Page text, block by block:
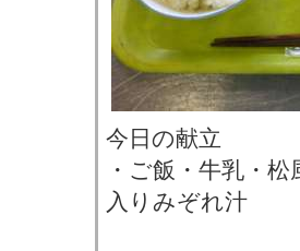
今日の献立
・ご飯・牛乳・
入りみぞれ汁